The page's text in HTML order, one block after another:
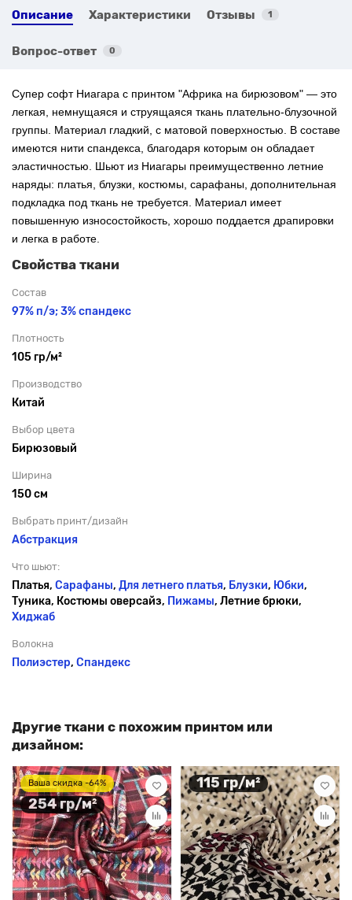
Описание Характеристики Отзывы 1
Вопрос-ответ 0
Супер софт Ниагара с принтом "Африка на бирюзовом" — это
легкая, немнущаяся и струящаяся ткань плательно-блузочной
группы. Материал гладкий, с матовой поверхностью. В составе
имеются нити спандекса, благодаря которым он обладает
эластичностью. Шьют из Ниагары преимущественно летние
наряды: платья, блузки, костюмы, сарафаны, дополнительная
подкладка под ткань не требуется. Материал имеет
повышенную износостойкость, хорошо поддается драпировки
и легка в работе.
Свойства ткани
Состав
97% п/э; 3% спандекс
Плотность
105 гр/м²
Производство
Китай
Выбор цвета
Бирюзовый
Ширина
150 см
Выбрать принт/дизайн
Абстракция
Что шьют:
Платья, Сарафаны, Для летнего платья, Блузки, Юбки,
Туника, Костюмы оверсайз, Пижамы, Летние брюки,
Хиджаб
Волокна
Полиэстер, Спандекс
Другие ткани с похожим принтом или
дизайном:
Ваша скидка -64%
254 гр/м²
115 гр/м²